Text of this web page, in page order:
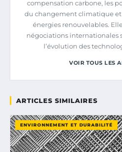
compensation carbone, les
du changement climatique
énergies renouvelables.
négociations internationales
l’évolution des
VOIR TOUS LES
ARTICLES SIMILAIRES
ENVIRONNEMENT ET DURABILITÉ